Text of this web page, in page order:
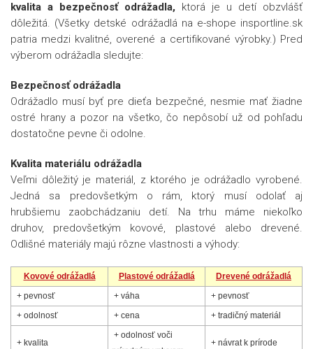
kvalita a bezpečnosť odrážadla, ktorá je u detí obzvlášť
dôležitá. (Všetky detské odrážadlá na e-shope insportline.sk
patria medzi kvalitné, overené a certifikované výrobky.) Pred
výberom odrážadla sledujte:
Bezpečnosť odrážadla
Odrážadlo musí byť pre dieťa bezpečné, nesmie mať žiadne
ostré hrany a pozor na všetko, čo nepôsobí už od pohľadu
dostatočne pevne či odolne.
Kvalita materiálu odrážadla
Veľmi dôležitý je materiál, z ktorého je odrážadlo vyrobené.
Jedná sa predovšetkým o rám, ktorý musí odolať aj
hrubšiemu zaobchádzaniu detí. Na trhu máme niekoľko
druhov, predovšetkým kovové, plastové alebo drevené.
Odlišné materiály majú rôzne vlastnosti a výhody:
Kovové odrážadlá Plastové odrážadlá
Drevené odrážadlá
+ pevnosť
+ váha
+ pevnosť
+ odolnosť
+ cena + tradičný materiál
+ kvalita
+ odolnosť voči
+ návrat k prírode